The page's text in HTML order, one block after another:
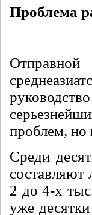
Проблема
проблем, но
Среди
2 до 4-х
уже